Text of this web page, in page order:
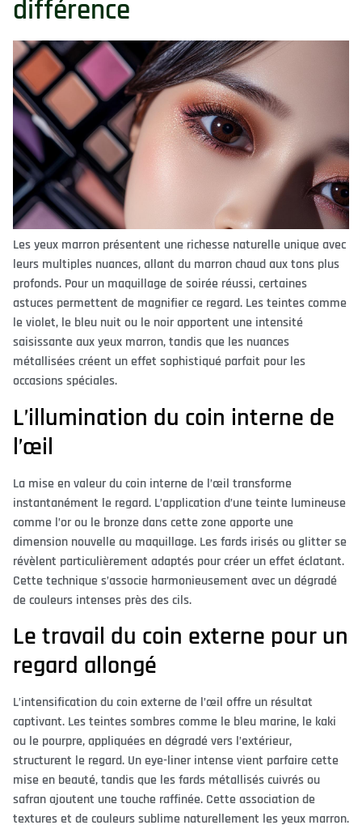
différence
Les yeux marron présentent une richesse naturelle unique avec
leurs multiples nuances, allant du marron chaud aux tons plus
profonds. Pour un maquillage de soirée réussi, certaines
astuces permettent de magnifier ce regard. Les teintes comme
le violet, le bleu nuit ou le noir apportent une intensité
saisissante aux yeux marron, tandis que les nuances
métallisées créent un effet sophistiqué parfait pour les
occasions spéciales.
L’illumination du coin interne de
l’œil
La mise en valeur du coin interne de l’œil transforme
instantanément le regard. L’application d’une teinte lumineuse
comme l’or ou le bronze dans cette zone apporte une
dimension nouvelle au maquillage. Les fards irisés ou glitter se
révèlent particulièrement adaptés pour créer un effet éclatant.
Cette technique s’associe harmonieusement avec un dégradé
de couleurs intenses près des cils.
Le travail du coin externe pour un
regard allongé
L’intensification du coin externe de l’œil offre un résultat
captivant. Les teintes sombres comme le bleu marine, le kaki
ou le pourpre, appliquées en dégradé vers l’extérieur,
structurent le regard. Un eye-liner intense vient parfaire cette
mise en beauté, tandis que les fards métallisés cuivrés ou
safran ajoutent une touche raffinée. Cette association de
textures et de couleurs sublime naturellement les yeux marron.